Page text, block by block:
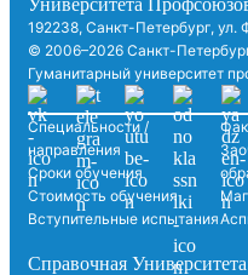
192238, Санкт-Петербург, ул.
© 2006–2026 Санкт-
Гуманитарный университет
Специальности /
направления
Сроки обучения
Стоимость обучения
Вступительные испытания
Справочная